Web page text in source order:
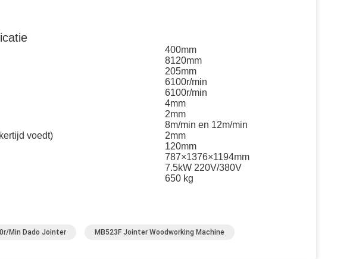
400mm
8120mm
205mm
6100r/min
6100r/min
4mm
2mm
8m/min en 12m/min
voedt)
2mm
120mm
787×1376×1194mm
7.5kW 220V/380V
650 kg
min Dado Jointer MB523F Jointer Woodworking Machine